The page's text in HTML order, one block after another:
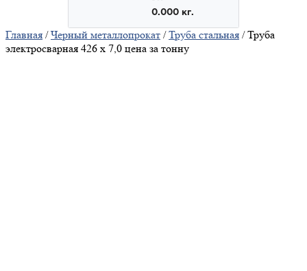
Главная /Черный металлопрокат /Труба стальная / Труба
электросварная 426 х 7,0 цена за тонну